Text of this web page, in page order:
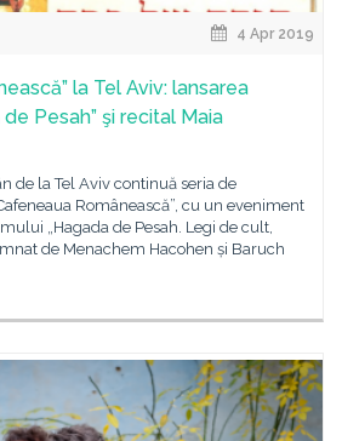
4 Apr 2019
la Tel Aviv: lansarea
Pesah” şi recital Maia
de la Tel Aviv continuă seria de
Românească”, cu un eveniment
„Hagada de Pesah. Legi de cult,
de Menachem Hacohen și Baruch